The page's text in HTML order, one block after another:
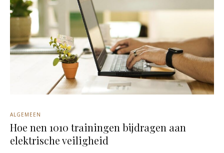
ALGEMEEN
Hoe nen 1010 trainingen bijdragen aan
elektrische veiligheid